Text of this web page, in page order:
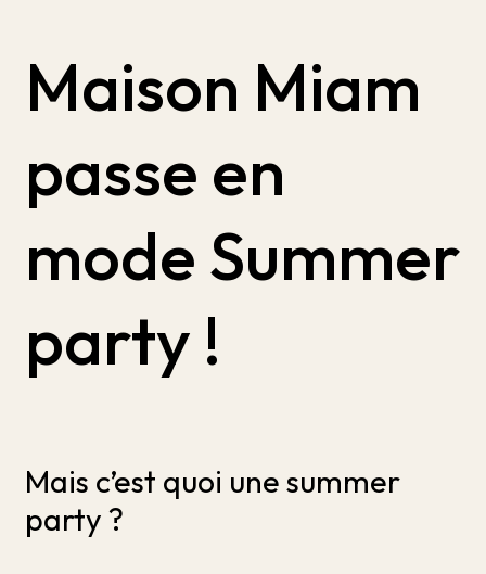
Maison Miam
passe en
mode Summer
party !
Mais c’est quoi une summer
party ?